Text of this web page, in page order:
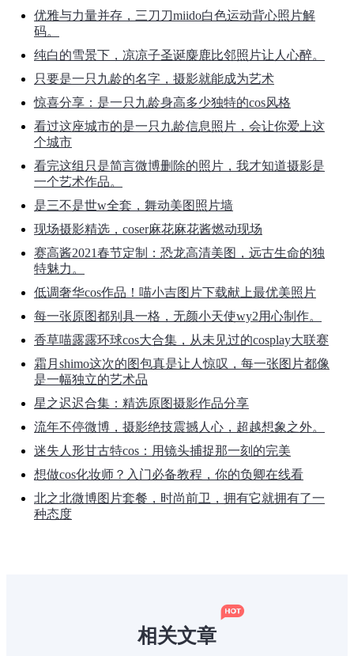
优雅与力量并存，三刀刀miido白色运动背心照片解
码。
纯白的雪景下，凉凉子圣诞麋鹿比邻照片让人心醉。
只要是一只九龄的名字，摄影就能成为艺术
惊喜分享：是一只九龄身高多少独特的cos风格
看过这座城市的是一只九龄信息照片，会让你爱上这
个城市
看完这组只是简言微博删除的照片，我才知道摄影是
一个艺术作品。
是三不是世w全套，舞动美图照片墙
现场摄影精选，coser麻花麻花酱燃动现场
赛高酱2021春节定制：恐龙高清美图，远古生命的独
特魅力。
低调奢华cos作品！喵小吉图片下载献上最优美照片
每一张原图都别具一格，无颜小天使wy2用心制作。
香草喵露露环球cos大合集，从未见过的cosplay大联赛
霜月shimo这次的图包真是让人惊叹，每一张图片都像
是一幅独立的艺术品
星之迟迟合集：精选原图摄影作品分享
流年不停微博，摄影绝技震撼人心，超越想象之外。
迷失人形甘古特cos：用镜头捕捉那一刻的完美
想做cos化妆师？入门必备教程，你的负卿在线看
北之北微博图片套餐，时尚前卫，拥有它就拥有了一
种态度
相关文章